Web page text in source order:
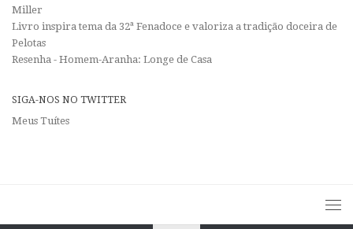
Miller
Livro inspira tema da 32ª Fenadoce e valoriza a tradição doceira de
Pelotas
Resenha - Homem-Aranha: Longe de Casa
SIGA-NOS NO TWITTER
Meus Tuítes